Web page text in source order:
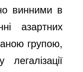
винними в
азартних
групою,